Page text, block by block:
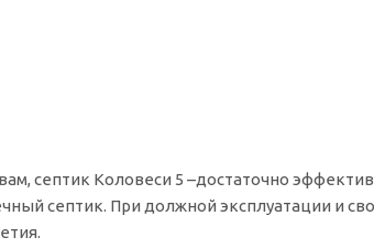
септик Коловеси 5 –достаточно
септик. При должной эксплуатации и